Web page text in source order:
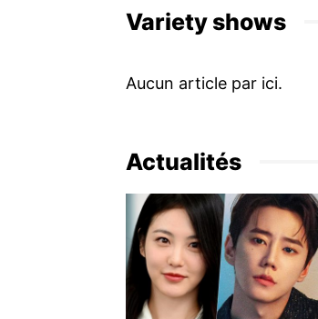
Variety shows
Actualités